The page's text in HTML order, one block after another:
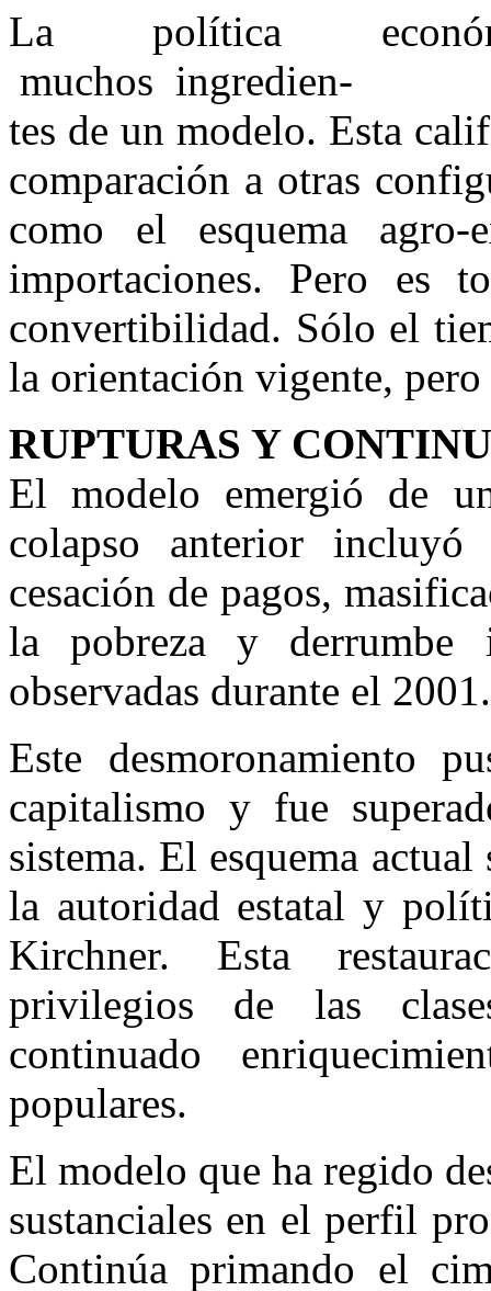
La política
muchos ingredien-
tes de un modelo. Esta
comparación a otras
como el esquema
importaciones. Pero es
convertibilidad. Sólo el
la orientación vigente,
RUPTURAS Y
El modelo emergió de
colapso anterior incluyó
cesación de pagos,
la pobreza y derrumbe
observadas durante el 2001.
Este desmoronamiento
capitalismo y fue
sistema. El esquema
la autoridad estatal y
Kirchner. Esta
privilegios de las
continuado
populares.
El modelo que ha regido
sustanciales en el perfil
Continúa primando el